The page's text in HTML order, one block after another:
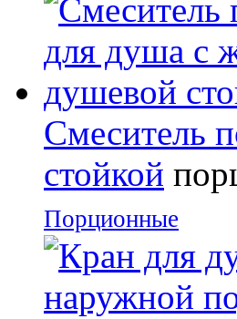
Смеситель
стойкой
Порционные